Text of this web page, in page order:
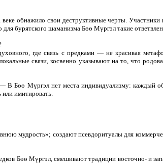
обнажило свои деструктивные черты. Участники
бурятского шаманизма Бөө Мүргэл такие
где связь с предками — не красивая
связи, косвенно указывают на то, что
Бөө Мүргэл нет места индивидуализму: каждый
или имитировать.
мудрость»; создают псевдоритуалы для
Бөө Мүргэл, смешивают традиции восточно- и